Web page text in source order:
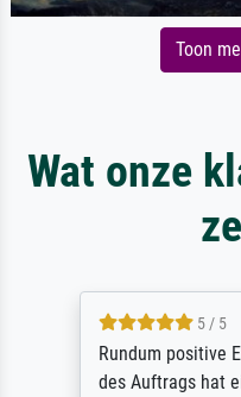
Toon
Wat onze
5 / 5
Rundum positive
des Auftrags hat